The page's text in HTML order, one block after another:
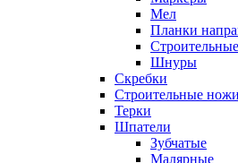
Мел
Планки
Шнуры
Скребки
Строительные ножи
Терки
Шпатели
Зубчатые
Малярные